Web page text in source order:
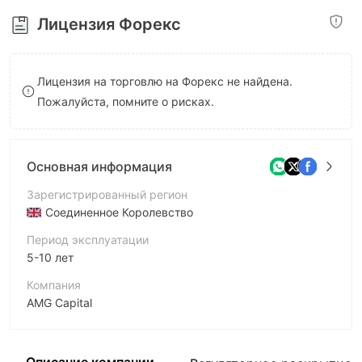
8
9
99
Лицензия Форекс
Лицензия на торговлю на Форекс не найдена.
Пожалуйста, помните о рисках.
Основная информация
Зарегистрированный регион
Соединенное Королевство
Период эксплуатации
5-10 лет
Компания
AMG Capital